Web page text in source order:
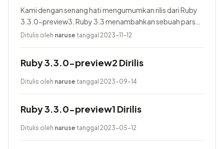
Kami dengan senang hati mengumumkan rilis dari Ruby
3.3.0-preview3. Ruby 3.3 menambahkan sebuah parser
baru yang bernama Prism, menggunakan Lrama sebagai
Ditulis oleh naruse tanggal 2023-11-12
Ruby 3.3.0-preview2 Dirilis
Ditulis oleh naruse tanggal 2023-09-14
Ruby 3.3.0-preview1 Dirilis
Ditulis oleh naruse tanggal 2023-05-12